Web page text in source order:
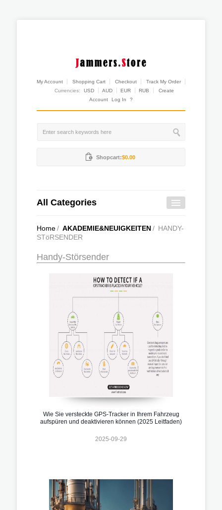
My Account Shopping Cart Checkout
Track My Order
Currencies:
USD AUD EUR RUB
Create
Account
Log In ?
Shopcart:$0.00
All Categories
Home/ AKADEMIE&NEUIGKEITEN/ HANDY-
STöRSENDER
Handy-Störsender
Wie Sie versteckte GPS-Tracker in Ihrem Fahrzeug
aufspüren und deaktivieren können (2025 Leitfaden)
2025-09-29